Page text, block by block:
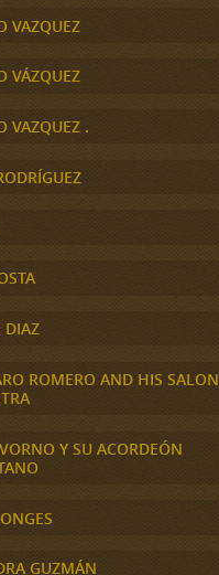
VAZQUEZ
VÁZQUEZ
VAZQUEZ .
DIAZ
ROMERO AND HIS SALON
Y SU ACORDEÓN
GUZMÁN